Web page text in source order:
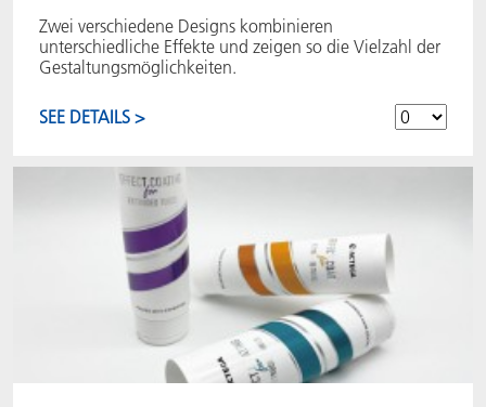
Zwei verschiedene Designs kombinieren
unterschiedliche Effekte und zeigen so die Vielzahl der
Gestaltungsmöglichkeiten.
SEE DETAILS >